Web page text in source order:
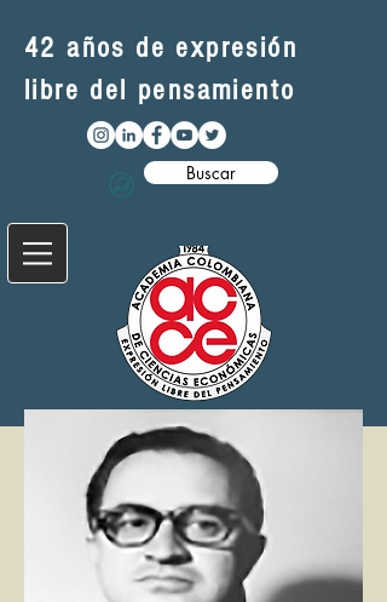
42 años de expresión
libre del pensamiento
Buscar